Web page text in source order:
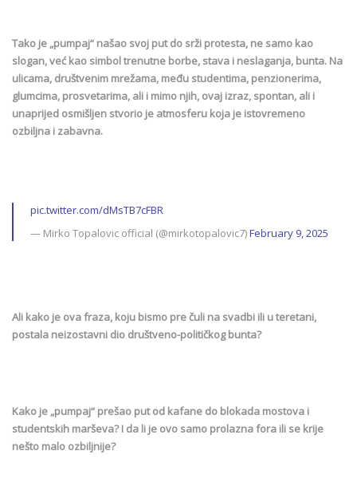
Tako je „pumpaj“ našao svoj put do srži protesta, ne samo kao
slogan, već kao simbol trenutne borbe, stava i neslaganja, bunta. Na
ulicama, društvenim mrežama, među studentima, penzionerima,
glumcima, prosvetarima, ali i mimo njih, ovaj izraz, spontan, ali i
unaprijed osmišljen stvorio je atmosferu koja je istovremeno
ozbiljna i zabavna.
pic.twitter.com/dMsTB7cFBR
— Mirko Topalovic official (@mirkotopalovic7)February 9, 2025
Ali kako je ova fraza, koju bismo pre čuli na svadbi ili u teretani,
postala neizostavni dio društveno-političkog bunta?
Kako je „pumpaj“ prešao put od kafane do blokada mostova i
studentskih marševa? I da li je ovo samo prolazna fora ili se krije
nešto malo ozbiljnije?